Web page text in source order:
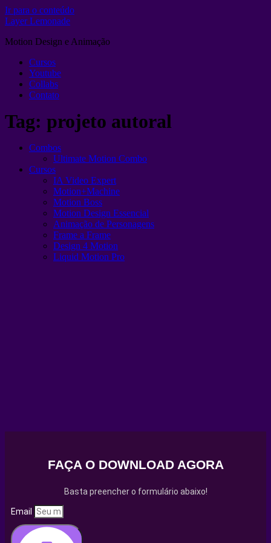
Ir para o conteúdo
Layer Lemonade
Motion Design e Animação
Cursos
Youtube
Collabs
Contato
Tag: projeto autoral
Combos
Ultimate Motion Combo
Cursos
IA Video Expert
Motion+Machine
Motion Boss
Motion Design Essencial
Animação de Personagens
Frame a Frame
Design 4 Motion
Liquid Motion Pro
FAÇA O DOWNLOAD AGORA
Basta preencher o formulário abaixo!
Email